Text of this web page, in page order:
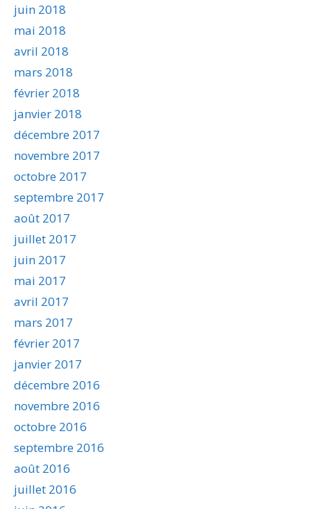
juin 2018
mai 2018
avril 2018
mars 2018
février 2018
janvier 2018
décembre 2017
novembre 2017
octobre 2017
septembre 2017
août 2017
juillet 2017
juin 2017
mai 2017
avril 2017
mars 2017
février 2017
janvier 2017
décembre 2016
novembre 2016
octobre 2016
septembre 2016
août 2016
juillet 2016